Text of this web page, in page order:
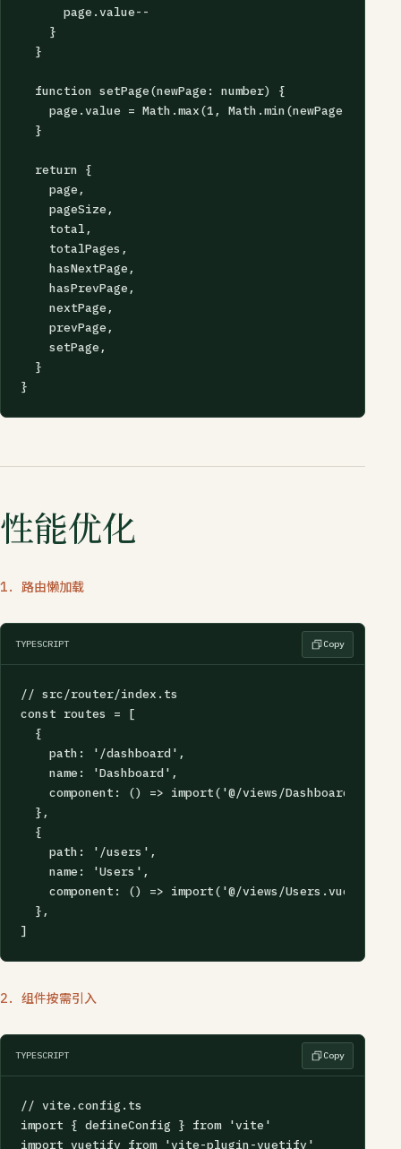
      page.value--
    }
  }
  function setPage(newPage: number) {
page.value = Math.max(1, Math.min(newPage,
  }
  return {
    page,
    pageSize,
    total,
    totalPages,
    hasNextPage,
    hasPrevPage,
    nextPage,
    prevPage,
    setPage,
  }
}
性能优化
1. 路由懒加载
TYPESCRIPT Copy
// src/router/index.ts
const routes = [
  {
    path: '/dashboard',
    name: 'Dashboard',
    component: () => import('@/views/Dashboard.vue'),
  },
  {
    path: '/users',
    name: 'Users',
    component: () => import('@/views/Users.vue'),
  },
]
2. 组件按需引入
TYPESCRIPT Copy
// vite.config.ts
import { defineConfig } from 'vite'
import vuetify from 'vite-plugin-vuetify'